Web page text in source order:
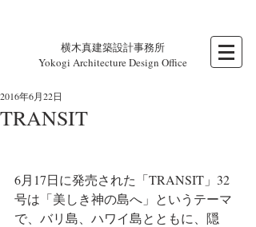
横木真建築設計事務所
Yokogi Architecture Design Office
TRANSIT
2016年6月22日
6月17日に発売された「TRANSIT」32
号は「美しき神の島へ」というテーマ
で、バリ島、ハワイ島とともに、隠